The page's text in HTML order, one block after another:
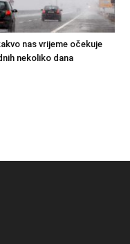
nas vrijeme očekuje
nekoliko dana